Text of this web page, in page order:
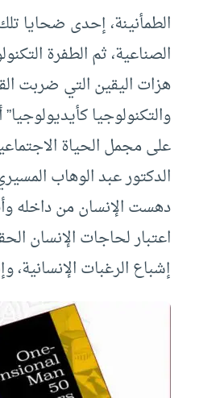
الطمأنينة، إحدى ضحايا
الصناعية، ثم الطفرة
هزات اليقين التي ضربت
والتكنولوجيا
على مجمل الحياة
الدكتور عبد الوهاب
دهست الإنسان من داخله
اعتبار لحاجات الإنسان
إشباع الرغبات